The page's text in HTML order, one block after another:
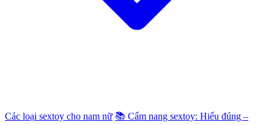
Các loại sextoy cho nam nữ 📚 Cẩm nang sextoy: Hiểu đúng –